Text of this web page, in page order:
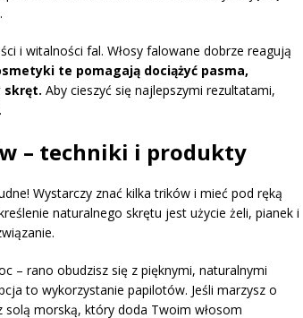
i witalności fal. Włosy falowane dobrze reagują
te pomagają dociążyć pasma,
skręt. Aby cieszyć się najlepszymi rezultatami,
– techniki i produkty
Wystarczy znać kilka trików i mieć pod ręką
naturalnego skrętu jest użycie żeli, pianek i
– rano obudzisz się z pięknymi, naturalnymi
to wykorzystanie papilotów. Jeśli marzysz o
morską, który doda Twoim włosom